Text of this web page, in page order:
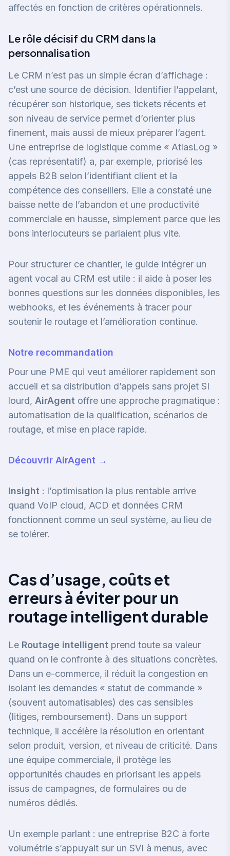
affectés en fonction de critères opérationnels.
Le rôle décisif du CRM dans la
personnalisation
Le CRM n’est pas un simple écran d’affichage :
c’est une source de décision. Identifier l’appelant,
récupérer son historique, ses tickets récents et
son niveau de service permet d’orienter plus
finement, mais aussi de mieux préparer l’agent.
Une entreprise de logistique comme « AtlasLog »
(cas représentatif) a, par exemple, priorisé les
appels B2B selon l’identifiant client et la
compétence des conseillers. Elle a constaté une
baisse nette de l’abandon et une productivité
commerciale en hausse, simplement parce que les
bons interlocuteurs se parlaient plus vite.
Pour structurer ce chantier, le guide intégrer un
agent vocal au CRM est utile : il aide à poser les
bonnes questions sur les données disponibles, les
webhooks, et les événements à tracer pour
soutenir le routage et l’amélioration continue.
Notre recommandation
Pour une PME qui veut améliorer rapidement son
accueil et sa distribution d’appels sans projet SI
lourd, AirAgent offre une approche pragmatique :
automatisation de la qualification, scénarios de
routage, et mise en place rapide.
Découvrir AirAgent →
Insight : l’optimisation la plus rentable arrive
quand VoIP cloud, ACD et données CRM
fonctionnent comme un seul système, au lieu de
se tolérer.
Cas d’usage, coûts et
erreurs à éviter pour un
routage intelligent durable
Le Routage intelligent prend toute sa valeur
quand on le confronte à des situations concrètes.
Dans un e-commerce, il réduit la congestion en
isolant les demandes « statut de commande »
(souvent automatisables) des cas sensibles
(litiges, remboursement). Dans un support
technique, il accélère la résolution en orientant
selon produit, version, et niveau de criticité. Dans
une équipe commerciale, il protège les
opportunités chaudes en priorisant les appels
issus de campagnes, de formulaires ou de
numéros dédiés.
Un exemple parlant : une entreprise B2C à forte
volumétrie s’appuyait sur un SVI à menus, avec